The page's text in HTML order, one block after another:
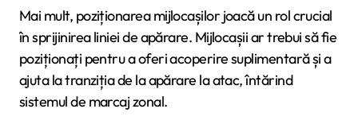
Mai mult, poziționarea mijlocașilor joacă un rol crucial
în sprijinirea liniei de apărare. Mijlocașii ar trebui să fie
poziționați pentru a oferi acoperire suplimentară și a
ajuta la tranziția de la apărare la atac, întărind
sistemul de marcaj zonal.